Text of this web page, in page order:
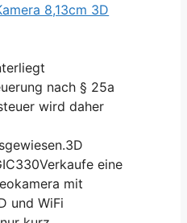
8,13cm 3D
nach § 25a
wird daher
eine
mit
und WiFi